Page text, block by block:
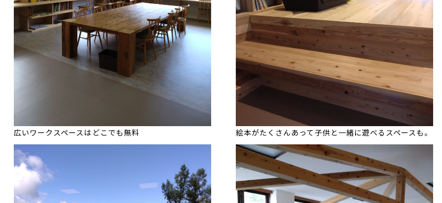
広いワークスペースはどこでも無料 絵本がたくさんあって子供と一緒に遊べるスペースも。